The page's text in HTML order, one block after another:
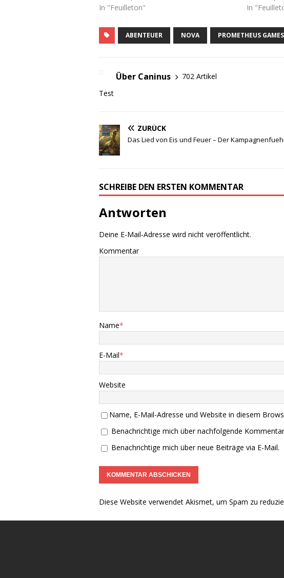
In "Feuilleton"
In
ABENTEUER NOVA PROMETHEUS GAMES
Über Caninus
702 Artikel
Test
ZURÜCK
Das Lied von Eis und Feuer – Der
SCHREIBE DEN ERSTEN KOMMENTAR
Antworten
Deine E-Mail-Adresse wird nicht veröffentlicht.
Kommentar
Name*
E-Mail*
Website
Name, E-Mail-Adresse und Website in diesem
Benachrichtige mich über nachfolgende
Benachrichtige mich über neue Beiträge via E-Mail.
Diese Website verwendet Akismet, um Spam zu